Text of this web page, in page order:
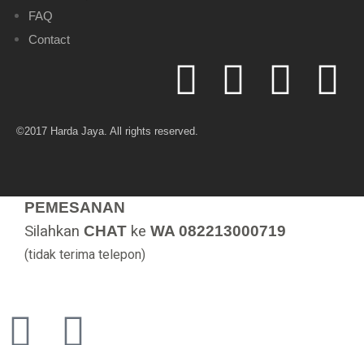
FAQ
Contact
©2017 Harda Jaya. All rights reserved.
PEMESANAN
Silahkan CHAT ke WA 082213000719
(tidak terima telepon)